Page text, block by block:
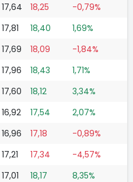
17,64 18,25
-0,79%
17,81 18,40
1,69%
17,69 18,09
-1,84%
17,96 18,43
1,71%
17,60 18,12
3,34%
16,92 17,54
2,07%
16,96 17,18
-0,89%
17,21 17,34
-4,57%
17,01 18,17
8,35%